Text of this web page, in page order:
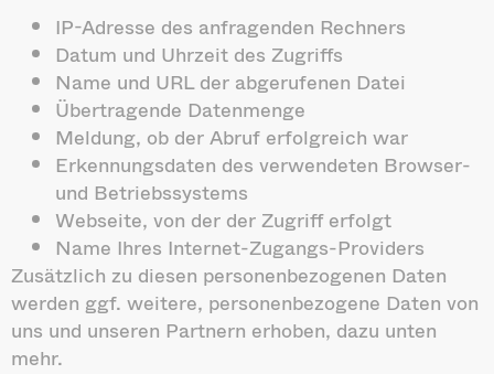
IP-Adresse des anfragenden Rechners
Datum und Uhrzeit des Zugriffs
Name und URL der abgerufenen Datei
Übertragende Datenmenge
Meldung, ob der Abruf erfolgreich war
Erkennungsdaten des verwendeten Browser-
und Betriebssystems
Webseite, von der der Zugriff erfolgt
Name Ihres Internet-Zugangs-Providers
Zusätzlich zu diesen personenbezogenen Daten
werden ggf. weitere, personenbezogene Daten von
uns und unseren Partnern erhoben, dazu unten
mehr.